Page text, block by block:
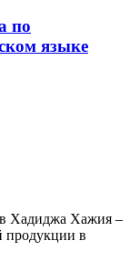
по
языке
Хадиджа Хажия –
продукции в